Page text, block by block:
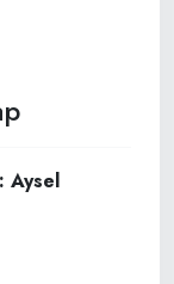
Aysel